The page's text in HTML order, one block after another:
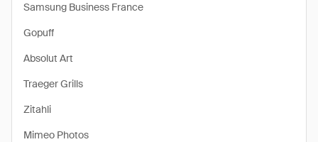
Samsung Business France
Gopuff
Absolut Art
Traeger Grills
Zitahli
Mimeo Photos